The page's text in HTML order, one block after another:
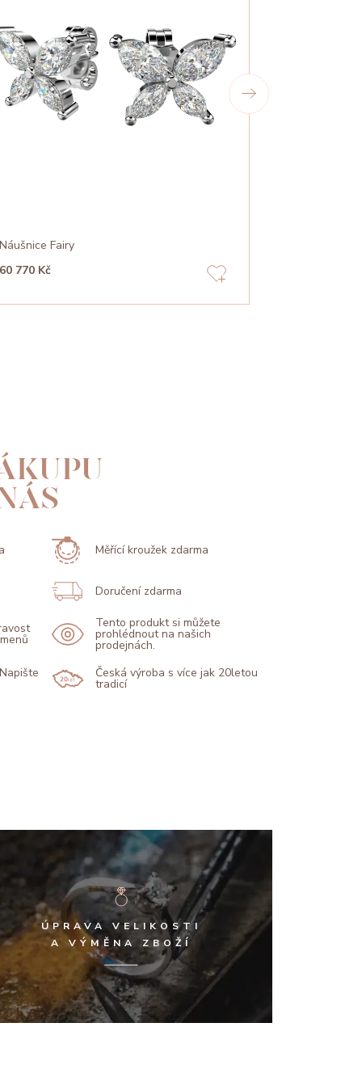
Náušnice Fairy
60 770 Kč
Měřící kroužek zdarma
Doručení zdarma
Tento produkt si můžete
prohlédnout na našich
prodejnách.
Česká výroba s více jak 20letou
tradicí
ÚPRAVA VELIKOSTI
A VÝMĚNA ZBOŽÍ